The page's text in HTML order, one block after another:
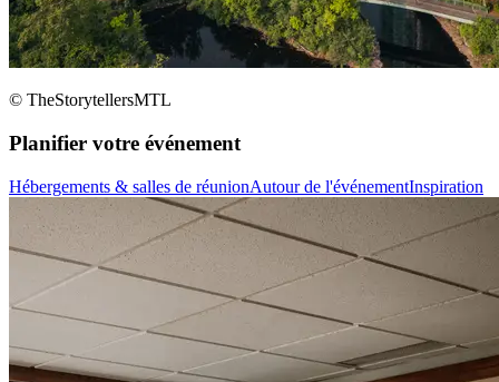
© TheStorytellersMTL
Planifier votre événement
Hébergements & salles de réunionAutour de l'événementInspiration